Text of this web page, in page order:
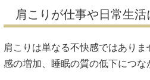
肩こりが仕事や日常生
肩こりは単なる不快感ではあり
感の増加、睡眠の質の低下につな